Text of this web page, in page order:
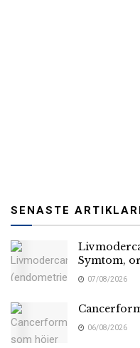
SENASTE
Symtom,
07/08/2026
06/08/2026